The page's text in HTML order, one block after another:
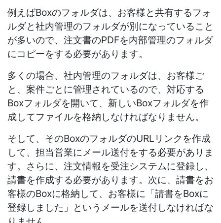
例えばBoxのフォルダは、お客様と共有するフォ
ルダと社内管理のフォルダが別になっていること
が多いので、注文書のPDFを内部管理のフォルダ
にコピーをする必要があります。
多くの場合、社内管理のフォルダは、お客様ご
と、案件ごとに管理されているので、対応する
Boxフォルダを開いて、新しいBoxフォルダを作
成してファイルを格納しなければなりません。
そして、そのBoxのフォルダのURLリンクを作成
して、担当営業にメール送付をする必要がありま
す。さらに、注文情報を受注システムに登録し、
請書を作成する必要があります。次に、請書をお
客様のBoxに格納して、お客様に「請書をBoxに
登録しました」というメールを送付しなければな